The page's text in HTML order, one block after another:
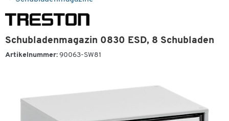
Schubladenmagazin 0830 ESD, 8 Schubladen
Artikelnummer: 90063-SW81